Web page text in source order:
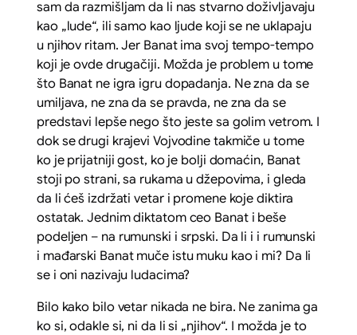
sam da razmišljam da li nas stvarno doživljavaju
kao „lude“, ili samo kao ljude koji se ne uklapaju
u njihov ritam. Jer Banat ima svoj tempo-tempo
koji je ovde drugačiji. Možda je problem u tome
što Banat ne igra igru dopadanja. Ne zna da se
umiljava, ne zna da se pravda, ne zna da se
predstavi lepše nego što jeste sa golim vetrom. I
dok se drugi krajevi Vojvodine takmiče u tome
ko je prijatniji gost, ko je bolji domaćin, Banat
stoji po strani, sa rukama u džepovima, i gleda
da li ćeš izdržati vetar i promene koje diktira
ostatak. Jednim diktatom ceo Banat i beše
podeljen – na rumunski i srpski. Da li i i rumunski
i mađarski Banat muče istu muku kao i mi? Da li
se i oni nazivaju ludacima?
Bilo kako bilo vetar nikada ne bira. Ne zanima ga
ko si, odakle si, ni da li si „njihov“. I možda je to